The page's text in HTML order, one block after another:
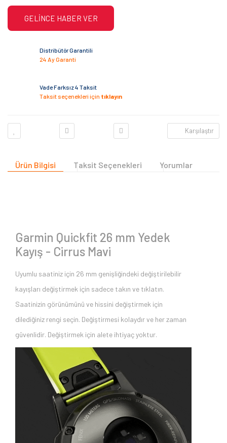
GELİNCE HABER VER
Distribütör Garantili
24 Ay Garanti
Vade Farksız 4 Taksit
Taksit seçenekleri için tıklayın
Karşılaştır
Ürün Bilgisi Taksit Seçenekleri Yorumlar
Garmin Quickfit 26 mm Yedek
Kayış - Cirrus Mavi
Uyumlu saatiniz için 26 mm genişliğindeki değiştirilebilir
kayışları değiştirmek için sadece takın ve tıklatın.
Saatinizin görünümünü ve hissini değiştirmek için
dilediğiniz rengi seçin. Değiştirmesi kolaydır ve her zaman
güvenlidir. Değiştirmek için alete ihtiyaç yoktur.